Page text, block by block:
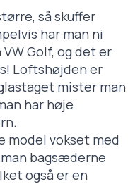
så skuffer
har man ni
Golf, og det er
Loftshøjden er
mister man
har høje
model vokset med
bagsæderne
også er en